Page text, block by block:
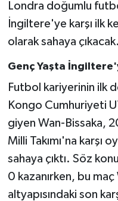
Londra doğumlu
İngiltere'ye karşı ilk
olarak sahaya çıkacak.
Genç Yaşta
Futbol kariyerinin ilk
Kongo Cumhuriyeti
giyen Wan-Bissaka,
Milli Takımı'na karşı
sahaya çıktı. Söz
0 kazanırken, bu
altyapısındaki son